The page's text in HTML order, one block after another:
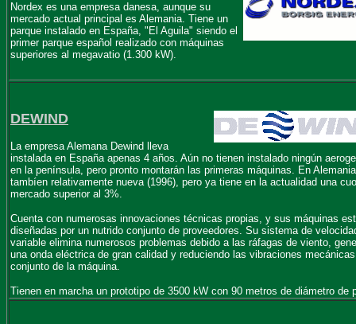
Nordex es una empresa danesa, aunque su
mercado actual principal es Alemania. Tiene un
parque instalado en España, "El Aguila" siendo el
primer parque español realizado con máquinas
superiores al megavatio (1.300 kW).
DEWIND
La empresa Alemana Dewind lleva
instalada en España apenas 4 años. Aún no tienen instalado ningún
en la península, pero pronto montarán las primeras máquinas. En
tambíen relativamente nueva (1996), pero ya tiene en la actualidad una
mercado superior al 3%.
Cuenta con numerosas innovaciones técnicas propias, y sus máquinas
diseñadas por un nutrido conjunto de proveedores. Su sistema de
variable elimina numerosos problemas debido a las ráfagas de viento,
una onda eléctrica de gran calidad y reduciendo las vibraciones
conjunto de la máquina.
Tienen en marcha un prototipo de 3500 kW con 90 metros de diámetro de